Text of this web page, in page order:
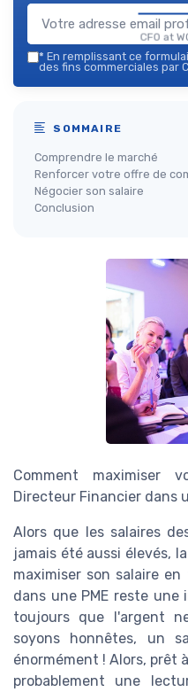
CFO at
* En remplissant ce
des fins commerciales par
SOMMAIRE
Comprendre le marché
Renforcer votre offre de
Négocier son salaire
Conclusion
Comment
Directeur Financier dans
Alors que les salaires
jamais été aussi élevés,
maximiser son salaire
dans une PME reste
toujours que l'argent
soyons honnêtes, un
énormément ! Alors, prêt
probablement une